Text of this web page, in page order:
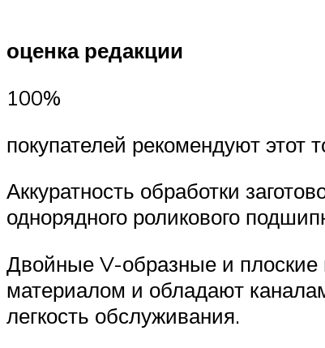
оценка редакции
100%
покупателей рекомендуют этот
Аккуратность обработки
однорядного роликового
Двойные V-образные и
материалом и обладают
легкость обслуживания.